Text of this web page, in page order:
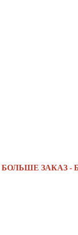
БОЛЬШЕ ЗАКАЗ -